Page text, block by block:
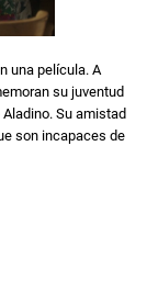
una película. A
su juventud
Su amistad
son incapaces de